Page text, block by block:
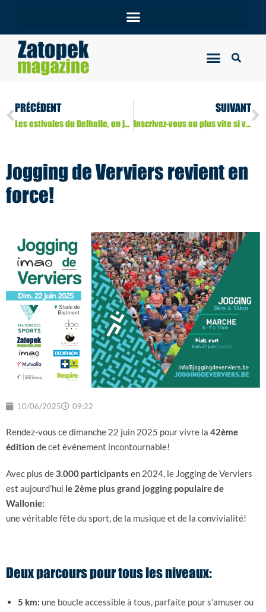
PRÉCÉDENT
Les estivales du Delhalle, un joli programme. Audacieux, aventureux.
SUIVANT
Inscrivez-vous au plus vite si vous souhaitez y participer!
Jogging de Verviers revient en
force!
10/06/2025 09:22
Rendez-vous ce dimanche 22 juin 2025 pour vivre la 42ème
édition de cet événement incontournable!
Avec plus de3.000 participants en 2024, le Jogging de Verviers
est aujourd’hui le 2ème plus grand jogging populaire de
Wallonie:
une véritable fête du sport, de la musique et de la convivialité!
Deux parcours pour tous les niveaux:
5 km: une boucle accessible à tous, parfaite pour s’amuser ou